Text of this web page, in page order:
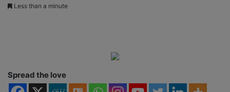
Less than a minute
Spread the love